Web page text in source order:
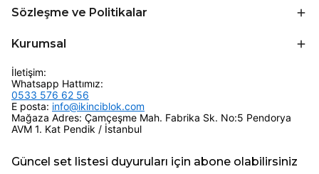
Sözleşme ve Politikalar
Kurumsal
İletişim:
Whatsapp Hattımız:
0533 576 62 56
E posta: info@ikinciblok.com
Mağaza Adres: Çamçeşme Mah. Fabrika Sk. No:5 Pendorya
AVM 1. Kat Pendik / İstanbul
Güncel set listesi duyuruları için abone olabilirsiniz